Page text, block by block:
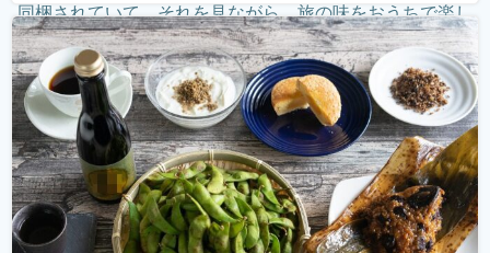
同梱されていて、それを見ながら、旅の味をおうちで楽し
む。そしてオンラインでつないで、旅のナビゲーターから
現地案内。 その11月1日開催...続きを読む